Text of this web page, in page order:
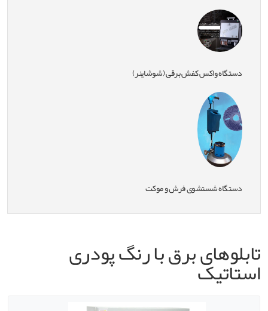
تابلوهای برق با رنگ پودری
استاتیک
دستگاه واکس کفش برقی (شوشاینر)
دستگاه شستشوی فرش و موکت